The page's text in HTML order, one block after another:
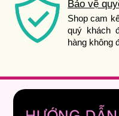
Bảo vệ
Shop cam
quý khách
hàng không